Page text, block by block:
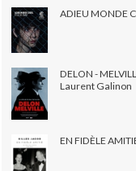
ADIEU MONDE
DELON -
Laurent Galinon
EN FIDÈLE